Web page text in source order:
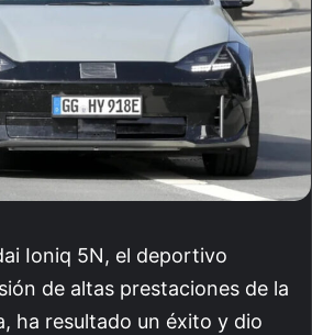
Ioniq 5N, el deportivo
de altas prestaciones de la
ha resultado un éxito y dio